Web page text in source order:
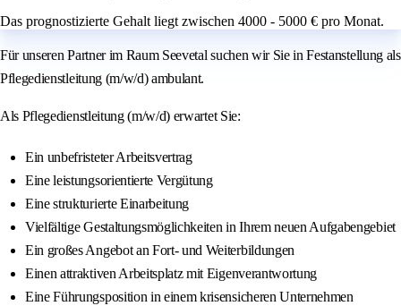
Das prognostizierte Gehalt liegt zwischen 4000 - 5000 € pro Monat.
Für unseren Partner im Raum Seevetal suchen wir Sie in Festanstellung als
Pflegedienstleitung (m/w/d) ambulant.
Als Pflegedienstleitung (m/w/d) erwartet Sie:
Ein unbefristeter Arbeitsvertrag
Eine leistungsorientierte Vergütung
Eine strukturierte Einarbeitung
Vielfältige Gestaltungsmöglichkeiten in Ihrem neuen Aufgabengebiet
Ein großes Angebot an Fort- und Weiterbildungen
Einen attraktiven Arbeitsplatz mit Eigenverantwortung
Eine Führungsposition in einem krisensicheren Unternehmen